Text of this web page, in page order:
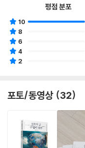
평점 분포
10
8
6
4
2
포토/동영상 (32)